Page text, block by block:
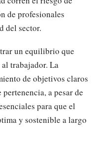
de profesionales
del sector.
un equilibrio que
trabajador. La
de objetivos claros
a pesar de
para que el
y sostenible a largo